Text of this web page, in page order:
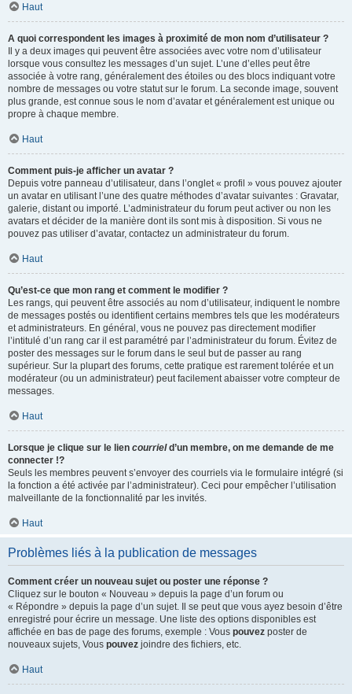
Haut
A quoi correspondent les images à proximité de mon nom d’utilisateur ?
Il y a deux images qui peuvent être associées avec votre nom d’utilisateur
lorsque vous consultez les messages d’un sujet. L’une d’elles peut être
associée à votre rang, généralement des étoiles ou des blocs indiquant votre
nombre de messages ou votre statut sur le forum. La seconde image, souvent
plus grande, est connue sous le nom d’avatar et généralement est unique ou
propre à chaque membre.
Haut
Comment puis-je afficher un avatar ?
Depuis votre panneau d’utilisateur, dans l’onglet « profil » vous pouvez ajouter
un avatar en utilisant l’une des quatre méthodes d’avatar suivantes : Gravatar,
galerie, distant ou importé. L’administrateur du forum peut activer ou non les
avatars et décider de la manière dont ils sont mis à disposition. Si vous ne
pouvez pas utiliser d’avatar, contactez un administrateur du forum.
Haut
Qu’est-ce que mon rang et comment le modifier ?
Les rangs, qui peuvent être associés au nom d’utilisateur, indiquent le nombre
de messages postés ou identifient certains membres tels que les modérateurs
et administrateurs. En général, vous ne pouvez pas directement modifier
l’intitulé d’un rang car il est paramétré par l’administrateur du forum. Évitez de
poster des messages sur le forum dans le seul but de passer au rang
supérieur. Sur la plupart des forums, cette pratique est rarement tolérée et un
modérateur (ou un administrateur) peut facilement abaisser votre compteur de
messages.
Haut
Lorsque je clique sur le lien courrield’un membre, on me demande de me
connecter !?
Seuls les membres peuvent s’envoyer des courriels via le formulaire intégré (si
la fonction a été activée par l’administrateur). Ceci pour empêcher l’utilisation
malveillante de la fonctionnalité par les invités.
Haut
Problèmes liés à la publication de messages
Comment créer un nouveau sujet ou poster une réponse ?
Cliquez sur le bouton « Nouveau » depuis la page d’un forum ou
« Répondre » depuis la page d’un sujet. Il se peut que vous ayez besoin d’être
enregistré pour écrire un message. Une liste des options disponibles est
affichée en bas de page des forums, exemple : Vous pouvez poster de
nouveaux sujets, Vous pouvez joindre des fichiers, etc.
Haut